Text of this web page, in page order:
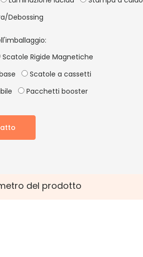
Debossing
Scatole Rigide Magnetiche
Scatole a cassetti
Pacchetti booster
del prodotto